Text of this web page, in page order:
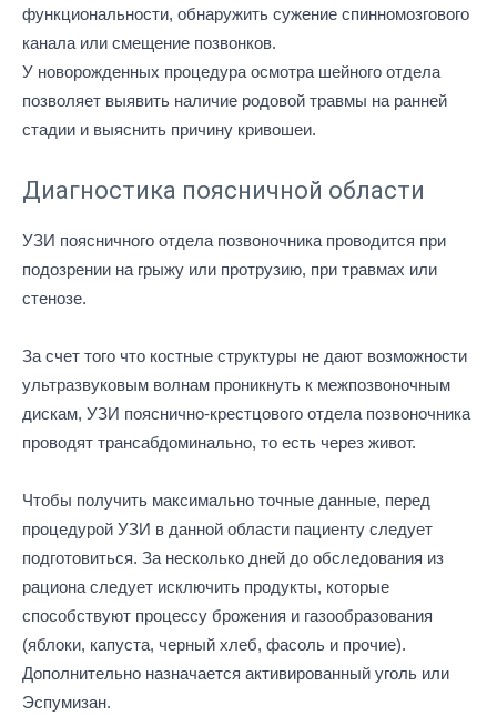
функциональности, обнаружить сужение спинномозгового
канала или смещение позвонков.
У новорожденных процедура осмотра шейного отдела
позволяет выявить наличие родовой травмы на ранней
стадии и выяснить причину кривошеи.
Диагностика поясничной области
УЗИ поясничного отдела позвоночника проводится при
подозрении на грыжу или протрузию, при травмах или
стенозе.
За счет того что костные структуры не дают возможности
ультразвуковым волнам проникнуть к межпозвоночным
дискам, УЗИ пояснично-крестцового отдела позвоночника
проводят трансабдоминально, то есть через живот.
Чтобы получить максимально точные данные, перед
процедурой УЗИ в данной области пациенту следует
подготовиться. За несколько дней до обследования из
рациона следует исключить продукты, которые
способствуют процессу брожения и газообразования
(яблоки, капуста, черный хлеб, фасоль и прочие).
Дополнительно назначается активированный уголь или
Эспумизан.